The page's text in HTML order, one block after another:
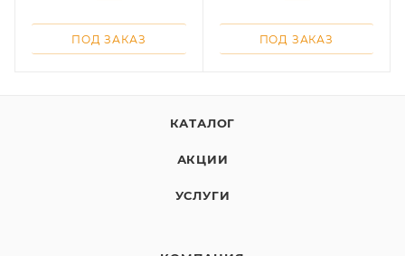
ПОД ЗАКАЗ ПОД ЗАКАЗ
КАТАЛОГ
АКЦИИ
УСЛУГИ